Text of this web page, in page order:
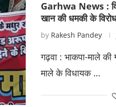
Garhwa News :
खान की धमकी के
by Rakesh Pandey
गढ़वा : भाकपा-माले
माले के विधायक …